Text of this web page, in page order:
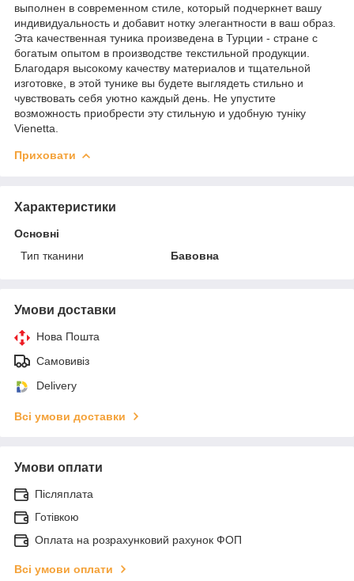
выполнен в современном стиле, который подчеркнет вашу
индивидуальность и добавит нотку элегантности в ваш образ.
Эта качественная туника произведена в Турции - стране с
богатым опытом в производстве текстильной продукции.
Благодаря высокому качеству материалов и тщательной
изготовке, в этой тунике вы будете выглядеть стильно и
чувствовать себя уютно каждый день. Не упустите
возможность приобрести эту стильную и удобную туніку
Vienetta.
Приховати
Характеристики
Основні
Тип тканини
Бавовна
Умови доставки
Нова Пошта
Самовивіз
Delivery
Всі умови доставки
Умови оплати
Післяплата
Готівкою
Оплата на розрахунковий рахунок ФОП
Всі умови оплати